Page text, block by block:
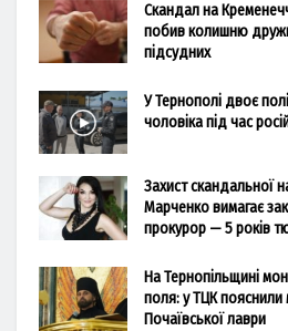
Скандал на
побив колишню
підсудних
У Тернополі двоє
чоловіка під час
Захист скандальної
Марченко вимагає
прокурор — 5 років
На Тернопільщині
поля: у ТЦК пояснили
Почаївської лаври